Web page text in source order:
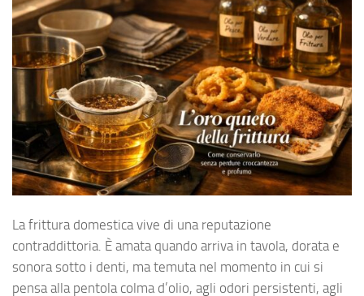
La frittura domestica vive di una reputazione
contraddittoria. È amata quando arriva in tavola, dorata e
sonora sotto i denti, ma temuta nel momento in cui si
pensa alla pentola colma d’olio, agli odori persistenti, agli